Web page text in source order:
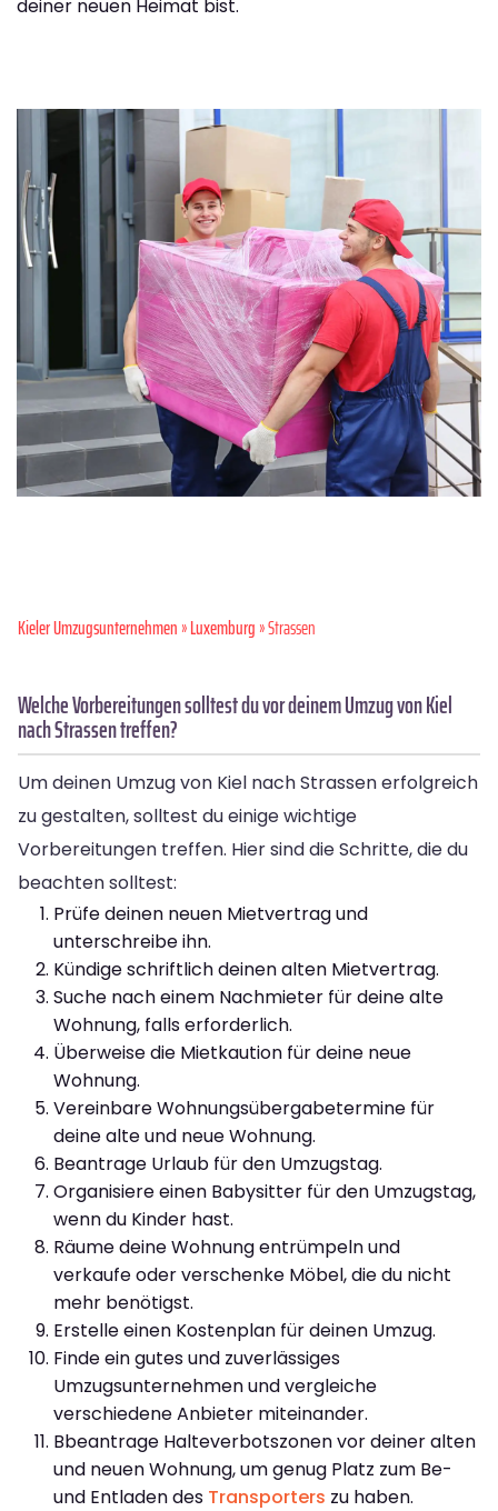
deiner neuen Heimat bist.
Kieler Umzugsunternehmen»Luxemburg» Strassen
Welche Vorbereitungen solltest du vor deinem Umzug von Kiel
nach Strassen treffen?
Um deinen Umzug von Kiel nach Strassen erfolgreich
zu gestalten, solltest du einige wichtige
Vorbereitungen treffen. Hier sind die Schritte, die du
beachten solltest:
Prüfe deinen neuen Mietvertrag und
unterschreibe ihn.
Kündige schriftlich deinen alten Mietvertrag.
Suche nach einem Nachmieter für deine alte
Wohnung, falls erforderlich.
Überweise die Mietkaution für deine neue
Wohnung.
Vereinbare Wohnungsübergabetermine für
deine alte und neue Wohnung.
Beantrage Urlaub für den Umzugstag.
Organisiere einen Babysitter für den Umzugstag,
wenn du Kinder hast.
Räume deine Wohnung entrümpeln und
verkaufe oder verschenke Möbel, die du nicht
mehr benötigst.
Erstelle einen Kostenplan für deinen Umzug.
Finde ein gutes und zuverlässiges
Umzugsunternehmen und vergleiche
verschiedene Anbieter miteinander.
Bbeantrage Halteverbotszonen vor deiner alten
und neuen Wohnung, um genug Platz zum Be-
und Entladen des Transporters zu haben.